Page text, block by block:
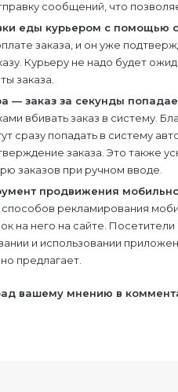
сообщений, что
еды курьером с помощью
заказа, и он уже
Курьеру не надо будет
заказа.
— заказ за секунды
вбивать заказ в систему.
сразу попадать в систему
заказа. Это также
заказов при ручном вводе.
продвижения
рекламирования
на него на сайте. Посетители
и использовании
предлагает.
вашему мнению в